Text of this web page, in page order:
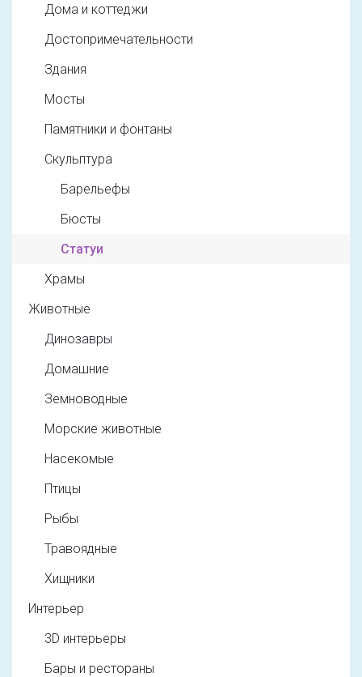
Дома и коттеджи
Достопримечательности
Здания
Мосты
Памятники и фонтаны
Скульптура
Барельефы
Бюсты
Статуи
Храмы
Животные
Динозавры
Домашние
Земноводные
Морские животные
Насекомые
Птицы
Рыбы
Травоядные
Хищники
Интерьер
3D интерьеры
Бары и рестораны